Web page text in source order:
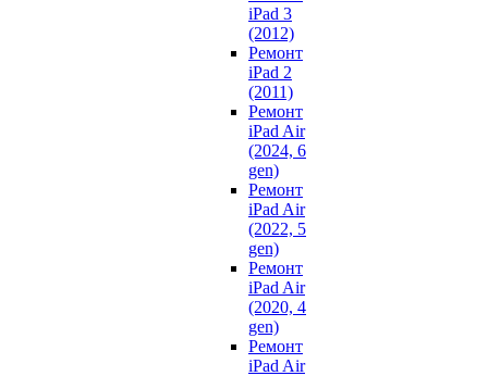
iPad 3
(2012)
Ремонт
iPad 2
(2011)
Ремонт
iPad Air
(2024, 6
gen)
Ремонт
iPad Air
(2022, 5
gen)
Ремонт
iPad Air
(2020, 4
gen)
Ремонт
iPad Air